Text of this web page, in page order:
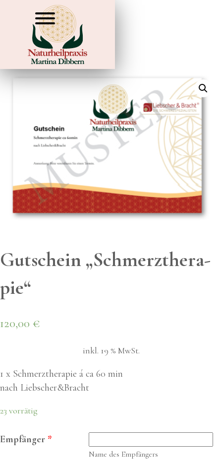
Gut­schein „Schmerz­the­ra­
pie“
120,00 €
inkl. 19 % MwSt.
1 x Schmerztherapie á ca 60 min
nach Liebscher&Bracht
23 vorrätig
Empfänger *
Name des Empfängers